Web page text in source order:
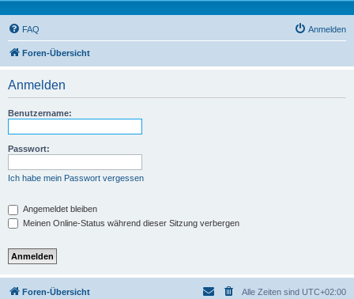
FAQ Anmelden
Foren-Übersicht
Anmelden
Benutzername:
Passwort:
Ich habe mein Passwort vergessen
Angemeldet bleiben
Meinen Online-Status während dieser Sitzung verbergen
Foren-Übersicht Alle Zeiten sind UTC+02:00